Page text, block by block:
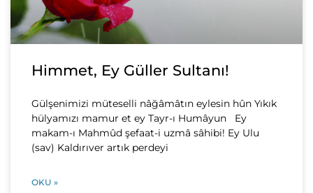
Himmet, Ey Güller Sultanı!
Gülşenimizi müteselli nâğâmâtın eylesin hûn Yıkık
hülyamızı mamur et ey Tayr-ı Humâyun Ey
makam-ı Mahmûd şefaat-i uzmâ sâhibi! Ey Ulu
(sav) Kaldırıver artık perdeyi
OKU »